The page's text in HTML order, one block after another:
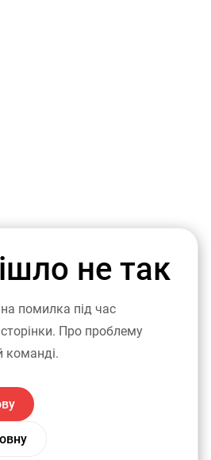
не так
помилка під час
Про проблему
команді.